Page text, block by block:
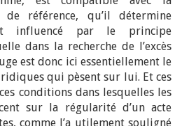
référence, qu’il détermine
influencé par le principe
dans la recherche de l’excès
est donc ici essentiellement le
qui pèsent sur lui. Et ces
conditions dans lesquelles les
sur la régularité d’un acte
comme l’a utilement souligné